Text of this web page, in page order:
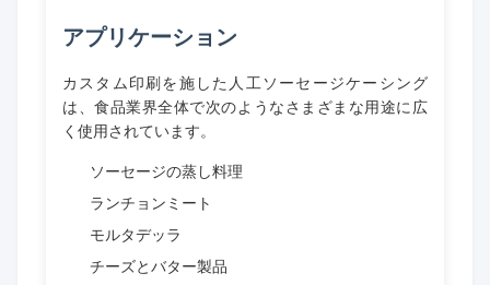
アプリケーション
カスタム印刷を施した人工ソーセージケーシング
は、食品業界全体で次のようなさまざまな用途に広
く使用されています。
ソーセージの蒸し料理
ランチョンミート
モルタデッラ
チーズとバター製品